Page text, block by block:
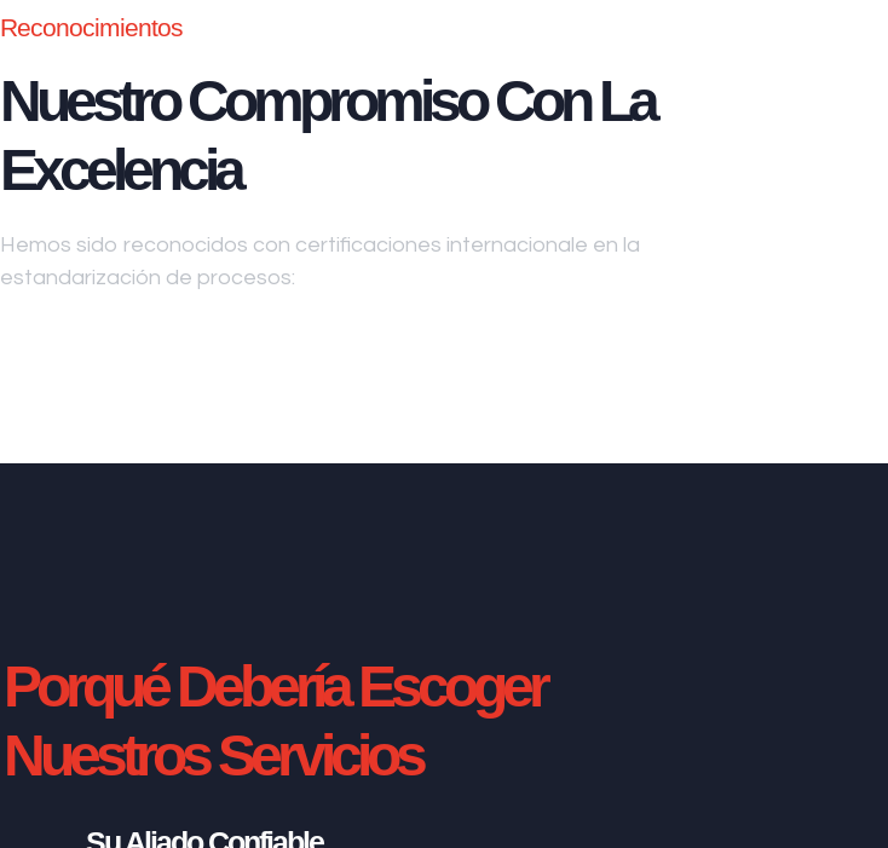
Reconocimientos
Nuestro Compromiso Con La
Excelencia
Hemos sido reconocidos con certificaciones internacionale en la
estandarización de procesos:
Porqué Debería Escoger
Nuestros Servicios